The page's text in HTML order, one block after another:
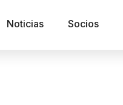
Noticias Socios